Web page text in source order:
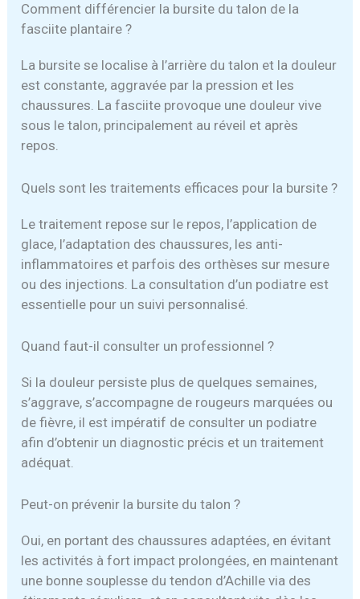
Comment différencier la bursite du talon de la
fasciite plantaire ?
La bursite se localise à l’arrière du talon et la douleur
est constante, aggravée par la pression et les
chaussures. La fasciite provoque une douleur vive
sous le talon, principalement au réveil et après
repos.
Quels sont les traitements efficaces pour la bursite ?
Le traitement repose sur le repos, l’application de
glace, l’adaptation des chaussures, les anti-
inflammatoires et parfois des orthèses sur mesure
ou des injections. La consultation d’un podiatre est
essentielle pour un suivi personnalisé.
Quand faut-il consulter un professionnel ?
Si la douleur persiste plus de quelques semaines,
s’aggrave, s’accompagne de rougeurs marquées ou
de fièvre, il est impératif de consulter un podiatre
afin d’obtenir un diagnostic précis et un traitement
adéquat.
Peut-on prévenir la bursite du talon ?
Oui, en portant des chaussures adaptées, en évitant
les activités à fort impact prolongées, en maintenant
une bonne souplesse du tendon d’Achille via des